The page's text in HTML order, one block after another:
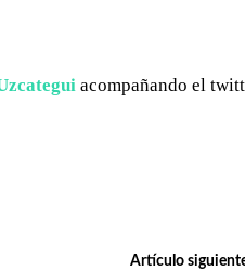
acompañando el twitt
Artículo